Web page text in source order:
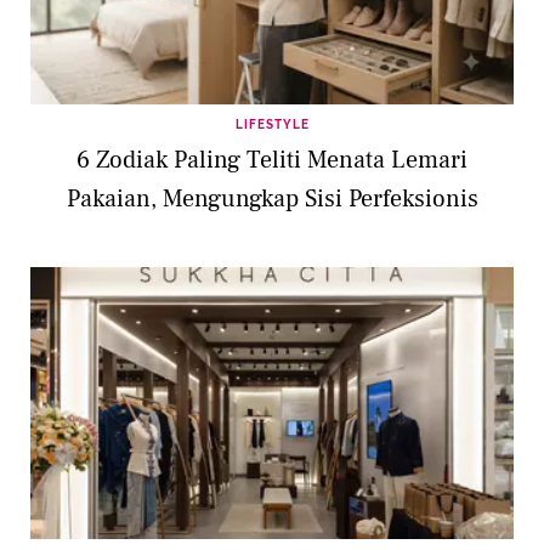
LIFESTYLE
6 Zodiak Paling Teliti Menata Lemari
Pakaian, Mengungkap Sisi Perfeksionis